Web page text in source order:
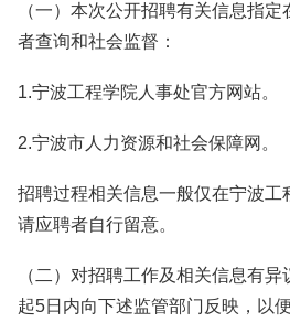
（一）本次公开招聘有关信息指
者查询和社会监督：
1.宁波工程学院人事处官方网站。
2.宁波市人力资源和社会保障网。
招聘过程相关信息一般仅在宁波工
请应聘者自行留意。
（二）对招聘工作及相关信息有
起5日内向下述监管部门反映，以